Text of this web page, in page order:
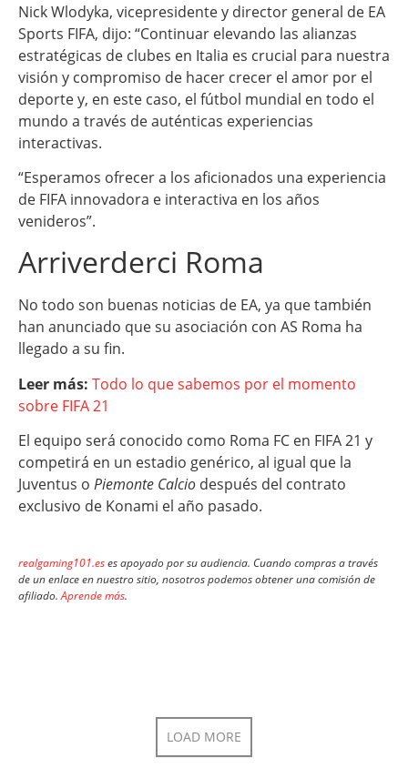
Nick Wlodyka, vicepresidente y director general de EA
Sports FIFA, dijo: “Continuar elevando las alianzas
estratégicas de clubes en Italia es crucial para nuestra
visión y compromiso de hacer crecer el amor por el
deporte y, en este caso, el fútbol mundial en todo el
mundo a través de auténticas experiencias
interactivas.
“Esperamos ofrecer a los aficionados una experiencia
de FIFA innovadora e interactiva en los años
venideros”.
Arriverderci Roma
No todo son buenas noticias de EA, ya que también
han anunciado que su asociación con AS Roma ha
llegado a su fin.
Leer más: Todo lo que sabemos por el momento
sobre FIFA 21
El equipo será conocido como Roma FC en FIFA 21 y
competirá en un estadio genérico, al igual que la
Juventus o Piemonte Calcio después del contrato
exclusivo de Konami el año pasado.
realgaming101.eses apoyado por su audiencia. Cuando compras a través
de un enlace en nuestro sitio, nosotros podemos obtener una comisión de
afiliado.Aprende más.
LOAD MORE